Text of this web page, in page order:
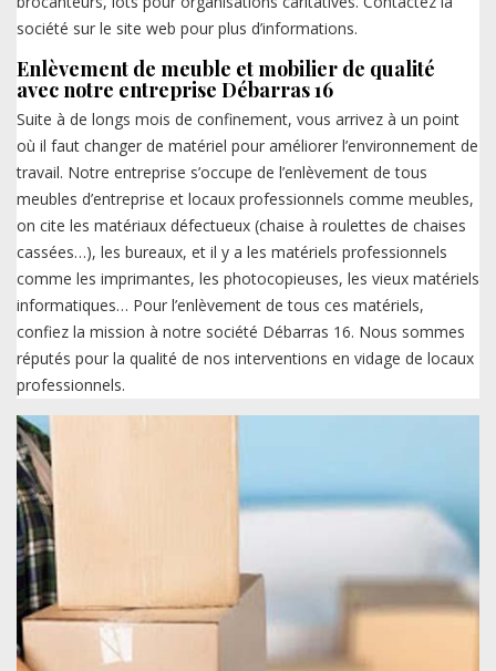
société sur le site web pour plus d’informations.
Enlèvement de meuble et mobilier de qualité
avec notre entreprise Débarras 16
Suite à de longs mois de confinement, vous arrivez à un point
où il faut changer de matériel pour améliorer l’environnement de
travail. Notre entreprise s’occupe de l’enlèvement de tous
meubles d’entreprise et locaux professionnels comme meubles,
on cite les matériaux défectueux (chaise à roulettes de chaises
cassées…), les bureaux, et il y a les matériels professionnels
comme les imprimantes, les photocopieuses, les vieux matériels
informatiques… Pour l’enlèvement de tous ces matériels,
confiez la mission à notre société Débarras 16. Nous sommes
réputés pour la qualité de nos interventions en vidage de locaux
professionnels.